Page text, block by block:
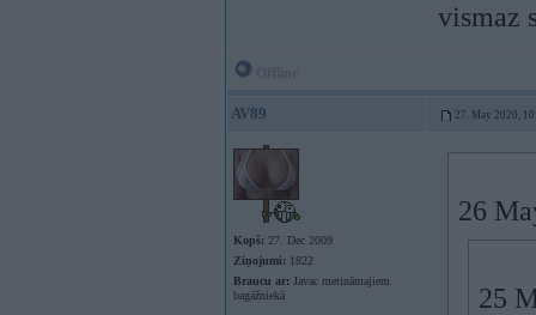
vismaz
AV89 27. May 2020,
Kopš: 27. Dec 2009
Ziņojumi: 1822
Braucu ar: Javac metināmajiem
bagāžniekā
26
25